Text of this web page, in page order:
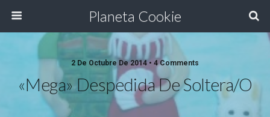
Planeta Cookie
2 De Octubre De 2014 • 4 Comments
«Mega» Despedida De Soltera/o